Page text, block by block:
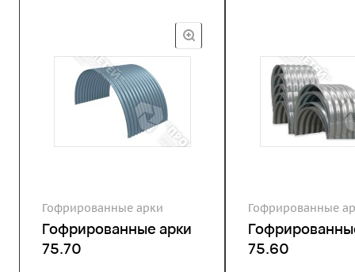
Гофрированные арки
Гофрированные арки
75.70
Гофрированные
75.60